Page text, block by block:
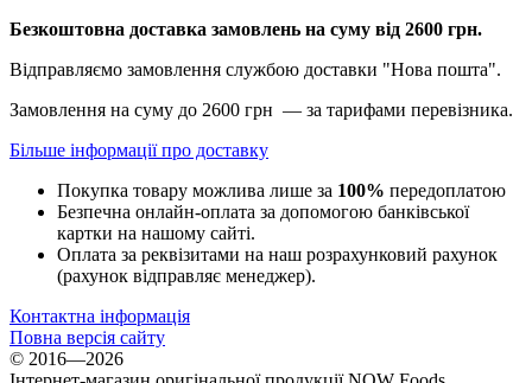
Безкоштовна доставка замовлень на суму від 2600 грн.
Відправляємо замовлення службою доставки "Нова пошта".
Замовлення на суму до 2600 грн — за тарифами перевізника.
Більше інформації про доставку
Покупка товару можлива лише за 100% передоплатою
Безпечна онлайн-оплата за допомогою банківської
картки на нашому сайті.
Оплата за реквізитами на наш розрахунковий рахунок
(рахунок відправляє менеджер).
Контактна інформація
Повна версія сайту
© 2016—2026